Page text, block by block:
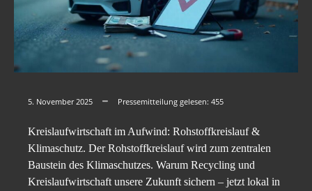
5. November 2025 Pressemitteilung gelesen: 455
Kreislaufwirtschaft im Aufwind: Rohstoffkreislauf &
Klimaschutz. Der Rohstoffkreislauf wird zum zentralen
Baustein des Klimaschutzes. Warum Recycling und
Kreislaufwirtschaft unsere Zukunft sichern – jetzt lokal in